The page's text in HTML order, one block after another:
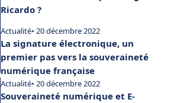
Ricardo ?
Actualité• 20 décembre 2022
La signature électronique, un
premier pas vers la souveraineté
numérique française
Actualité• 20 décembre 2022
Souveraineté numérique et E-